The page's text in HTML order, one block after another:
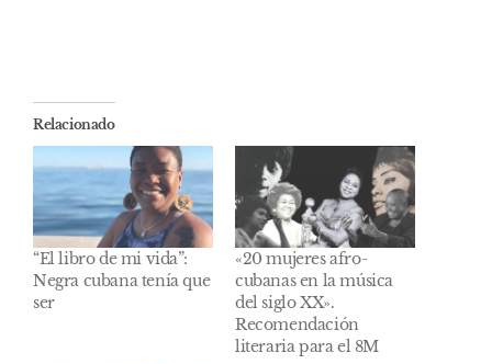
Relacionado
“El libro de mi vida”:
Negra cubana tenía que
ser
«20 mujeres afro-
cubanas en la música
del siglo XX».
Recomendación
literaria para el 8M